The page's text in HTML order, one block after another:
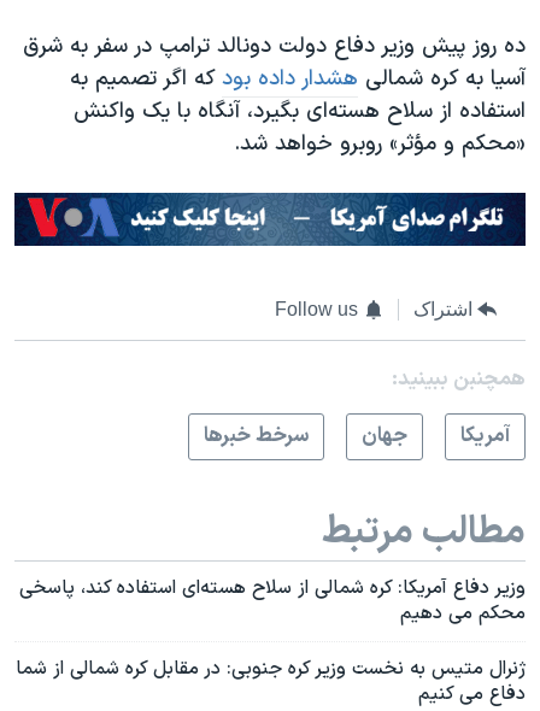
ده روز پیش وزیر دفاع دولت دونالد ترامپ در سفر به شرق
آسیا به کره شمالی هشدار داده بودکه اگر تصمیم به
استفاده از سلاح هسته‌ای بگیرد، آنگاه با یک واکنش
«محکم و مؤثر» روبرو خواهد شد.
اشتراک Follow us
همچنبن ببینید:
آمريکا
جهان سرخط خبرها
مطالب مرتبط
وزیر دفاع آمریکا: کره شمالی از سلاح هسته‌ای استفاده کند، پاسخی
محکم می دهیم
ژنرال متیس به نخست وزیر کره جنوبی: در مقابل کره شمالی از شما
دفاع می کنیم